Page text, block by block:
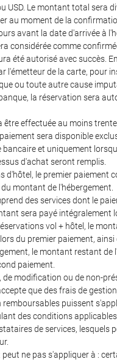
USD. Le montant total sera
au moment de la
avant la date d'arrivée à
considérée comme
été autorisé avec succès.
l'émetteur de la carte, pour
ou toute autre cause
la réservation sera
être effectuée au moins
sera disponible
et uniquement
d'achat seront remplis.
d'hôtel, le premier paiement
montant de l'hébergement.
des services dont le
sera payé intégralement
vol + hôtel, le
du premier paiement,
le montant restant de
paiement.
de modification ou de non-
que des frais de
puissent
des conditions
de services, lesquels
peut ne pas s'appliquer à :